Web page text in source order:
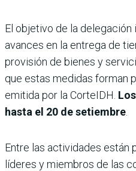
El objetivo de la
avances en la entrega de
provisión de bienes y
que estas medidas forman
emitida por la CorteIDH.
hasta el 20 de setiembre
Entre las actividades están
líderes y miembros de las